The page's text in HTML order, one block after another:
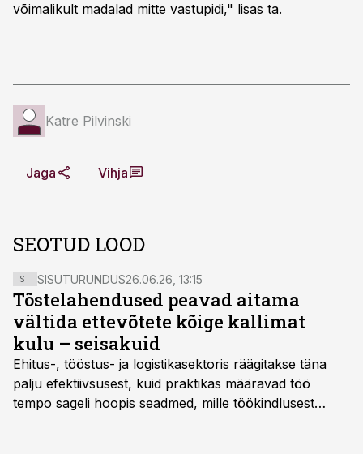
võimalikult madalad mitte vastupidi," lisas ta.
Katre Pilvinski
Jaga Vihja
SEOTUD LOOD
ST SISUTURUNDUS26.06.26, 13:15
Tõstelahendused peavad aitama
vältida ettevõtete kõige kallimat
kulu – seisakuid
Ehitus-, tööstus- ja logistikasektoris räägitakse täna
palju efektiivsusest, kuid praktikas määravad töö
tempo sageli hoopis seadmed, mille töökindlusest